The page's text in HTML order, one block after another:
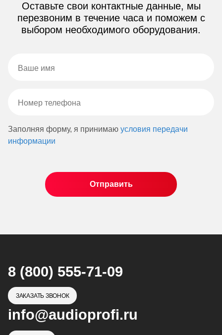
Оставьте свои контактные данные, мы
перезвоним в течение часа и поможем с
выбором необходимого оборудования.
Заполняя форму, я принимаю условия передачи
информации
8 (800) 555-71-09
ЗАКАЗАТЬ ЗВОНОК
info@audioprofi.ru